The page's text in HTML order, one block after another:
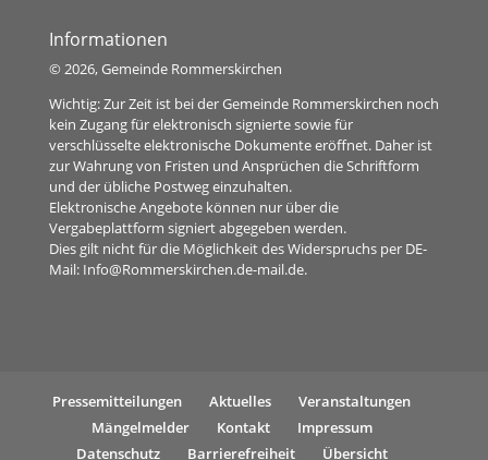
Informationen
© 2026, Gemeinde Rommerskirchen
Wichtig: Zur Zeit ist bei der Gemeinde Rommerskirchen noch
kein Zugang für elektronisch signierte sowie für
verschlüsselte elektronische Dokumente eröffnet. Daher ist
zur Wahrung von Fristen und Ansprüchen die Schriftform
und der übliche Postweg einzuhalten.
Elektronische Angebote können nur über die
Vergabeplattform signiert abgegeben werden.
Dies gilt nicht für die Möglichkeit des Widerspruchs per DE-
Mail: Info@Rommerskirchen.de-mail.de.
Pressemitteilungen Aktuelles
Veranstaltungen
Mängelmelder
Kontakt
Impressum
Datenschutz
Barrierefreiheit Übersicht